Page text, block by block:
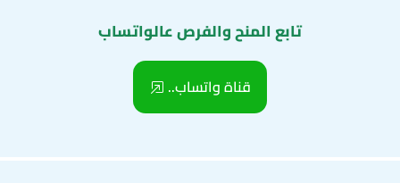
تابع المنح والفرص عالواتساب
قناة واتساب..